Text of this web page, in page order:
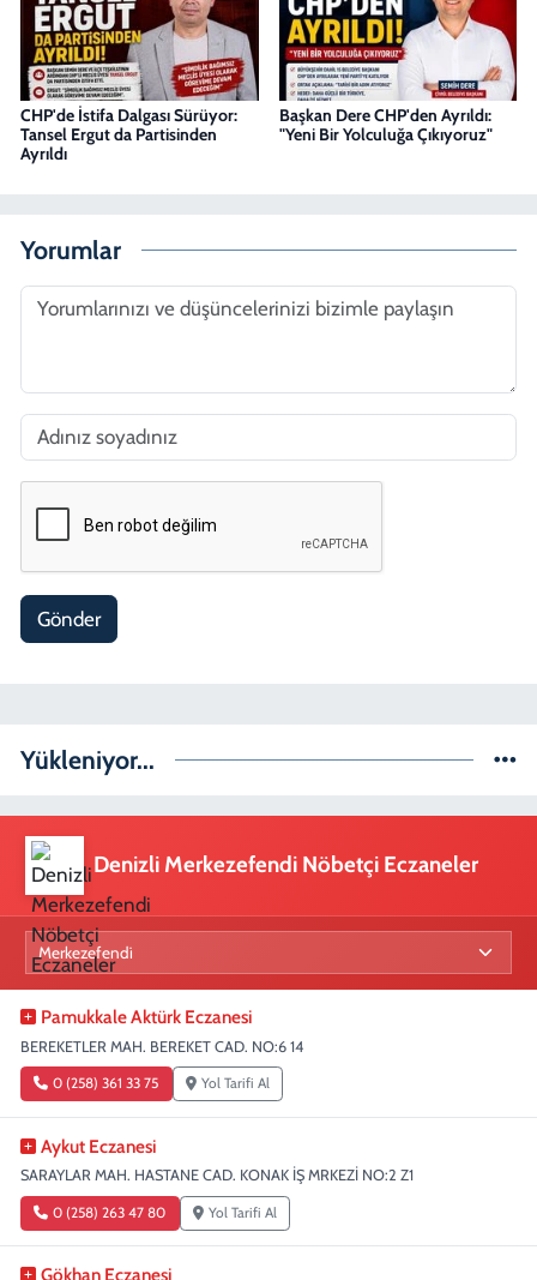
CHP'de İstifa Dalgası Sürüyor:
Tansel Ergut da Partisinden
Ayrıldı
Başkan Dere CHP'den Ayrıldı:
"Yeni Bir Yolculuğa Çıkıyoruz"
Yorumlar
Gönder
Yükleniyor...
Denizli Merkezefendi Nöbetçi Eczaneler
Pamukkale Aktürk Eczanesi
BEREKETLER MAH. BEREKET CAD. NO:6 14
0 (258) 361 33 75 Yol Tarifi Al
Aykut Eczanesi
SARAYLAR MAH. HASTANE CAD. KONAK İŞ MRKEZİ NO:2 Z1
0 (258) 263 47 80 Yol Tarifi Al
Gökhan Eczanesi